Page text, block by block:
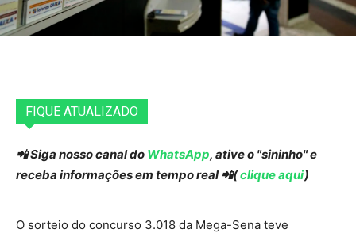
FIQUE ATUALIZADO
📲 Siga nosso canal do WhatsApp, ative o "sininho" e
receba informações em tempo real 📲(clique aqui)
O sorteio do concurso 3.018 da Mega-Sena teve